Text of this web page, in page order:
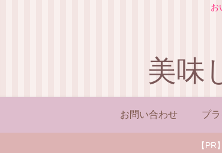
お
美味
お問い合わせ
【